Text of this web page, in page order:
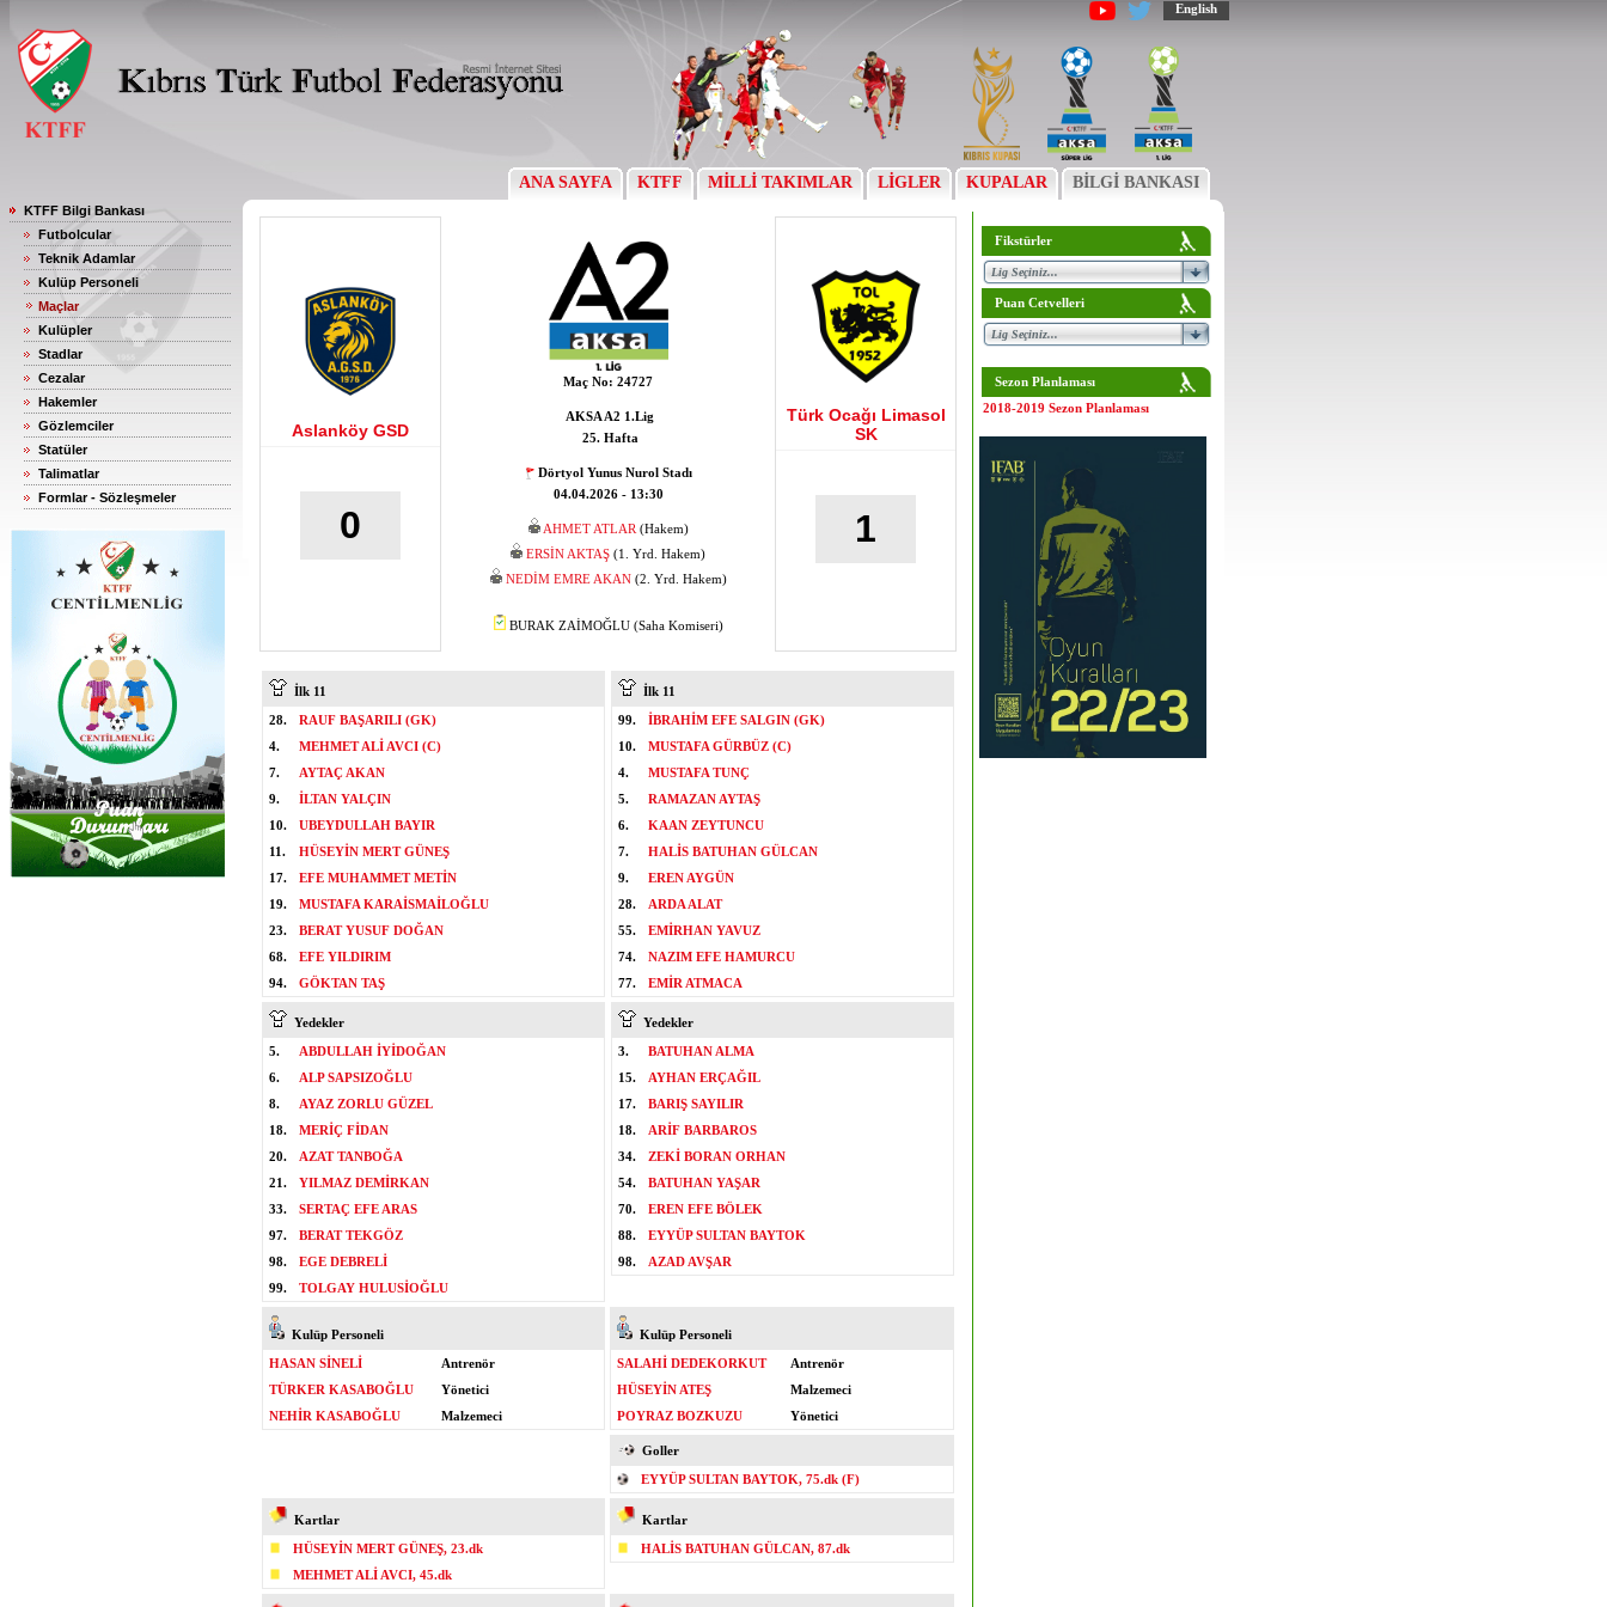
English
ANA SAYFA KTFF MİLLİ TAKIMLAR LİGLER KUPALAR BİLGİ BANKASI
KTFF Bilgi Bankası
Futbolcular
Teknik Adamlar
Kulüp Personeli
Maçlar
Kulüpler
Stadlar
Cezalar
Hakemler
Gözlemciler
Statüler
Talimatlar
Formlar - Sözleşmeler
Aslanköy GSD
0
Maç No: 24727
AKSA A2 1.Lig
25. Hafta
Dörtyol Yunus Nurol Stadı
04.04.2026 - 13:30
AHMET ATLAR (Hakem)
ERSİN AKTAŞ (1. Yrd. Hakem)
NEDİM EMRE AKAN(2. Yrd. Hakem)
BURAK ZAİMOĞLU (Saha Komiseri)
Türk Ocağı Limasol
SK
1
İlk 11
28.
RAUF BAŞARILI (GK)
4.
MEHMET ALİ AVCI (C)
7.
AYTAÇ AKAN
9.
İLTAN YALÇIN
10.
UBEYDULLAH BAYIR
11.
HÜSEYİN MERT GÜNEŞ
17.
EFE MUHAMMET METİN
19.
MUSTAFA KARAİSMAİLOĞLU
23.
BERAT YUSUF DOĞAN
68.
EFE YILDIRIM
94.
GÖKTAN TAŞ
İlk 11
99.
İBRAHİM EFE SALGIN (GK)
10.
MUSTAFA GÜRBÜZ (C)
4.
MUSTAFA TUNÇ
5.
RAMAZAN AYTAŞ
6.
KAAN ZEYTUNCU
7.
HALİS BATUHAN GÜLCAN
9.
EREN AYGÜN
28.
ARDA ALAT
55.
EMİRHAN YAVUZ
74.
NAZIM EFE HAMURCU
77.
EMİR ATMACA
Yedekler
5.
ABDULLAH İYİDOĞAN
6.
ALP SAPSIZOĞLU
8.
AYAZ ZORLU GÜZEL
18.
MERİÇ FİDAN
20.
AZAT TANBOĞA
21.
YILMAZ DEMİRKAN
33.
SERTAÇ EFE ARAS
97.
BERAT TEKGÖZ
98.
EGE DEBRELİ
99.
TOLGAY HULUSİOĞLU
Yedekler
3.
BATUHAN ALMA
15.
AYHAN ERÇAĞIL
17.
BARIŞ SAYILIR
18.
ARİF BARBAROS
34.
ZEKİ BORAN ORHAN
54.
BATUHAN YAŞAR
70.
EREN EFE BÖLEK
88.
EYYÜP SULTAN BAYTOK
98.
AZAD AVŞAR
Kulüp Personeli
HASAN SİNELİ
Antrenör
TÜRKER KASABOĞLU
Yönetici
NEHİR KASABOĞLU
Malzemeci
Kulüp Personeli
SALAHİ DEDEKORKUT
Antrenör
HÜSEYİN ATEŞ
Malzemeci
POYRAZ BOZKUZU
Yönetici
Goller
EYYÜP SULTAN BAYTOK, 75.dk (F)
Kartlar
HÜSEYİN MERT GÜNEŞ, 23.dk
MEHMET ALİ AVCI, 45.dk
Kartlar
HALİS BATUHAN GÜLCAN, 87.dk
Fikstürler
Puan Cetvelleri
Sezon Planlaması
2018-2019 Sezon Planlaması